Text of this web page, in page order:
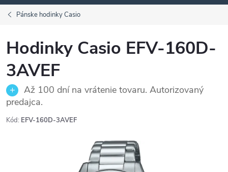
Pánske hodinky Casio
Hodinky Casio EFV-160D-
3AVEF
Až 100 dní na vrátenie tovaru. Autorizovaný
predajca.
Kód: EFV-160D-3AVEF